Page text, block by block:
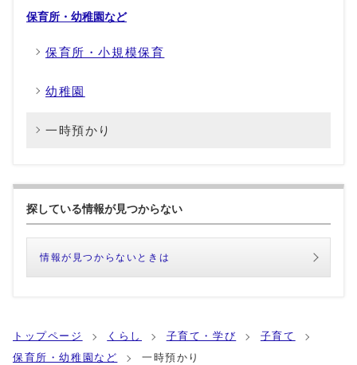
保育所・幼稚園など
保育所・小規模保育
幼稚園
一時預かり
探している情報が見つからない
情報が見つからないときは
トップページ くらし 子育て・学び
子育て
保育所・幼稚園など
一時預かり